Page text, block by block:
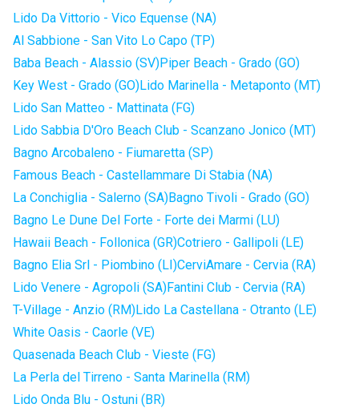
Lido Da Vittorio - Vico Equense (NA)
Al Sabbione - San Vito Lo Capo (TP)
Baba Beach - Alassio (SV)Piper Beach - Grado (GO)
Key West - Grado (GO)Lido Marinella - Metaponto (MT)
Lido San Matteo - Mattinata (FG)
Lido Sabbia D'Oro Beach Club - Scanzano Jonico (MT)
Bagno Arcobaleno - Fiumaretta (SP)
Famous Beach - Castellammare Di Stabia (NA)
La Conchiglia - Salerno (SA)Bagno Tivoli - Grado (GO)
Bagno Le Dune Del Forte - Forte dei Marmi (LU)
Hawaii Beach - Follonica (GR)Cotriero - Gallipoli (LE)
Bagno Elia Srl - Piombino (LI)CerviAmare - Cervia (RA)
Lido Venere - Agropoli (SA)Fantini Club - Cervia (RA)
T-Village - Anzio (RM)Lido La Castellana - Otranto (LE)
White Oasis - Caorle (VE)
Quasenada Beach Club - Vieste (FG)
La Perla del Tirreno - Santa Marinella (RM)
Lido Onda Blu - Ostuni (BR)